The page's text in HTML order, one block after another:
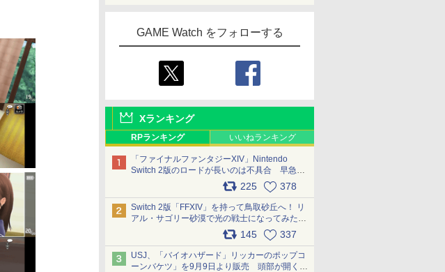
GAME Watch をフォローする
Xランキング
RPランキング いいねランキング
「ファイナルファンタジーXIV」Nintendo
Switch 2版のロードが長いのは不具合 早急に
アップデートできるよう対応中225 378
Switch 2版「FFXIV」を持って鳥取砂丘へ！ リ
アル・サゴリー砂漠で光の戦士になってみた
145 337
USJ、「バイオハザード」リッカーのポップコ
ーンバケツ」を9月9日より販売 頭部が開く仕